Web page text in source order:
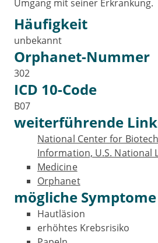
Umgang mit seiner Erkrankung.
Häufigkeit
unbekannt
Orphanet-Nummer
302
ICD 10-Code
B07
weiterführende
National Center for
Information, U.S. National
Medicine
Orphanet
mögliche Symptome
Hautläsion
erhöhtes Krebsrisiko